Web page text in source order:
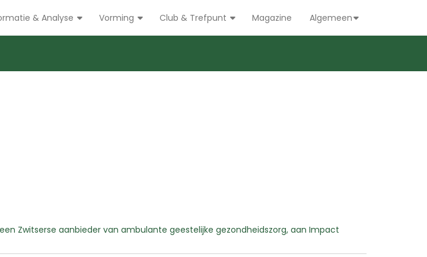
& Analyse Vorming Club & Trefpunt Magazine Algemeen
Zwitserse aanbieder van ambulante geestelijke gezondheidszorg, aan Impact